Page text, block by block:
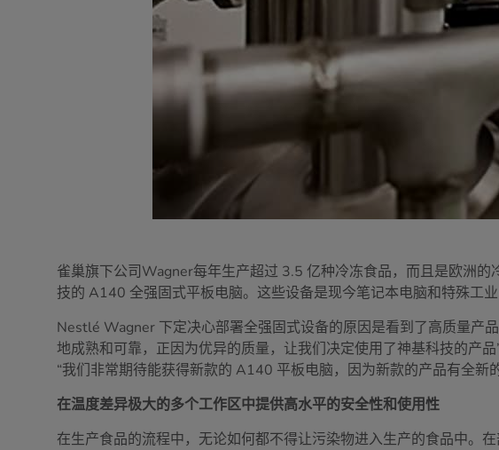
雀巢旗下公司Wagner每年生产超过 3.5 亿种冷冻食品，而且是欧洲
技的 A140 全强固式平板电脑。这些设备是现今笔记本电脑和特殊工
Nestlé Wagner 下定决心部署全强固式设备的原因是看到了高质量产
地成熟和可靠，正因为优异的质量，让我们决定使用了神基科技的产
“我们非常期待能获得新款的 A140 平板电脑，因为新款的产品有全
在温度差异极大的多个工作区中提供高水平的安全性和使用性
在生产食品的流程中，无论如何都不得让污染物进入生产的食品中